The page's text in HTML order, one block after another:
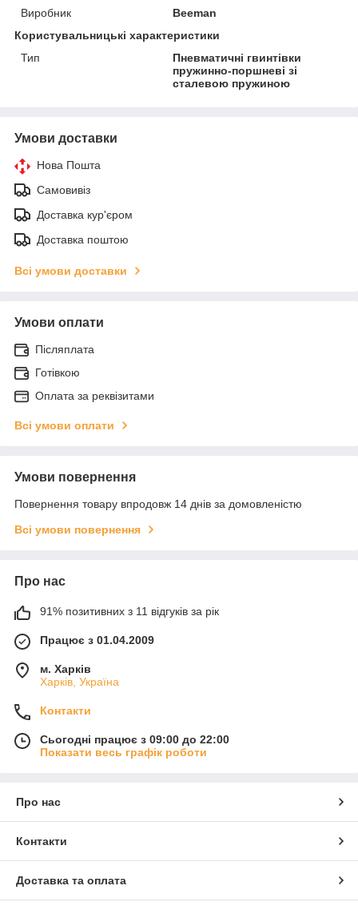
Виробник
Beeman
Користувальницькі характеристики
Тип
Пневматичні гвинтівки
пружинно-поршневі зі
сталевою пружиною
Умови доставки
Нова Пошта
Самовивіз
Доставка кур'єром
Доставка поштою
Всі умови доставки
Умови оплати
Післяплата
Готівкою
Оплата за реквізитами
Всі умови оплати
Умови повернення
Повернення товару впродовж 14 днів за домовленістю
Всі умови повернення
Про нас
91% позитивних з 11 відгуків за рік
Працює з 01.04.2009
м. Харків
Харків, Україна
Контакти
Сьогодні працює з 09:00 до 22:00
Показати весь графік роботи
Про нас
Контакти
Доставка та оплата